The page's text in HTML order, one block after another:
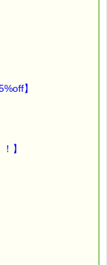
】
】